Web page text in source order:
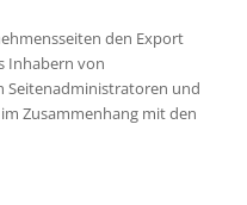
den Export
Inhabern von
Seitenadministratoren und
Zusammenhang mit den